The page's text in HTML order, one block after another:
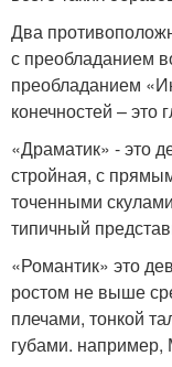
Два
с преобладанием
преобладанием
конечностей – это
«Драматик» - это
стройная, с
точенными
типичный
«Романтик» это
ростом не выше
плечами, тонкой
губами.